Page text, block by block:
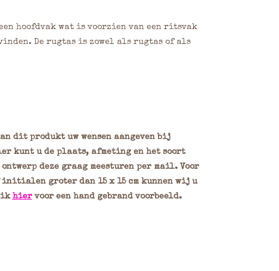
hoofdvak wat is voorzien van een ritsvak
De rugtas is zowel als rugtas of als
dit produkt uw wensen aangeven bij
kunt u de plaats, afmeting en het soort
deze graag meesturen per mail. Voor
groter dan 15 x 15 cm kunnen wij u
hiervoor een hand gebrand voorbeeld.